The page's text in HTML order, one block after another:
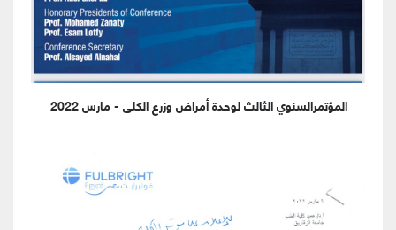
المؤتمرالسنوي الثالث لوحدة أمراض وزرع الكلى - مارس 2022